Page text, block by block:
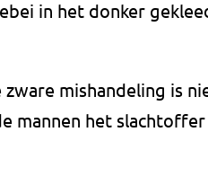
in het donker
zware mishandeling is
mannen het